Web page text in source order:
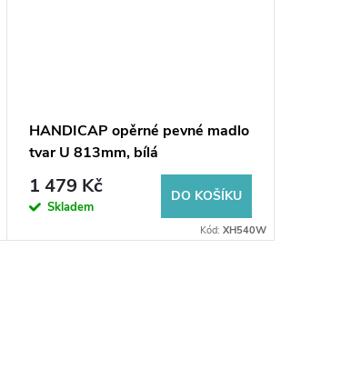
HANDICAP opěrné pevné madlo
tvar U 813mm, bílá
1 479 Kč
Skladem
DO KOŠÍKU
Kód: XH540W